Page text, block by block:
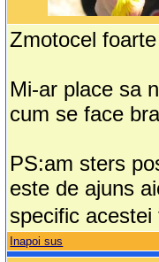
Zmotocel
Mi-ar place sa
cum se face
PS:am sters
este de ajuns
specific acestei
Inapoi sus